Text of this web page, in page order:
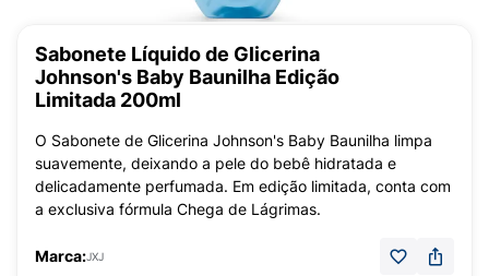
Sabonete Líquido de Glicerina
Johnson's Baby Baunilha Edição
Limitada 200ml
O Sabonete de Glicerina Johnson's Baby Baunilha limpa
suavemente, deixando a pele do bebê hidratada e
delicadamente perfumada. Em edição limitada, conta com
a exclusiva fórmula Chega de Lágrimas.
Marca:JXJ